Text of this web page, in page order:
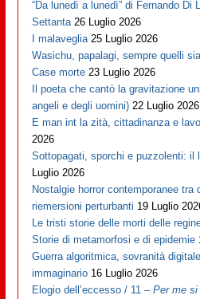
“Da lunedì a lunedì” di Fernando Di
Settanta 26 Luglio 2026
I malaveglia 25 Luglio 2026
Wasichu, papalagi, sempre quelli
Case morte 23 Luglio 2026
Il poeta che cantò la gravitazione
angeli e degli uomini) 22 Luglio 2026
E man int la zità, cittadinanza e
2026
Sottopagati, sporchi e puzzolenti: il
Luglio 2026
Nostalgie horror contemporanee tra
riemersioni perturbanti 19 Luglio
Le tristi storie delle morti delle
Storie di metamorfosi e di epidemie
Guerra algoritmica, sovranità
immaginario 16 Luglio 2026
Elogio dell’eccesso / 11 –Per me